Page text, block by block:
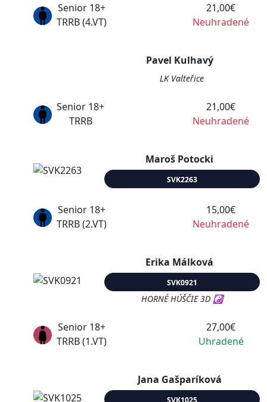
Senior 18+
TRRB (4.VT)
21,00€
Neuhradené
Pavel Kulhavý
LK Valteřice
Senior 18+
TRRB
21,00€
Neuhradené
Maroš Potocki
SVK2263
Senior 18+
TRRB (2.VT)
15,00€
Neuhradené
Erika Málková
SVK0921
HORNÉ HÚŠČIE 3D ☯
Senior 18+
TRRB (1.VT)
27,00€
Uhradené
Jana Gašparíková
SVK1025